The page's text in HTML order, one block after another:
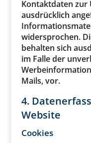
Kontaktdaten zur
ausdrücklich
widersprochen.
behalten sich
im Falle der
Mails, vor.
4.
Website
Cookies